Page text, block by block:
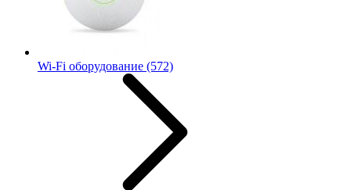
Wi-Fi оборудование (572)